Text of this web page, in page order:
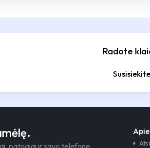
Radote
patogiai ir savo telefone.